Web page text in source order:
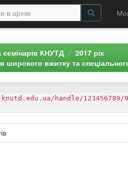
семінарів КНУТД
2017 рік
широкого вжитку та
handle/123456789/